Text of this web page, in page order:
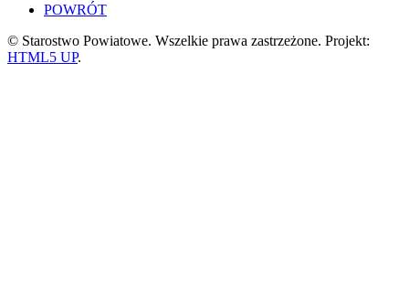
POWRÓT
© Starostwo Powiatowe. Wszelkie prawa zastrzeżone. Projekt:
HTML5 UP.